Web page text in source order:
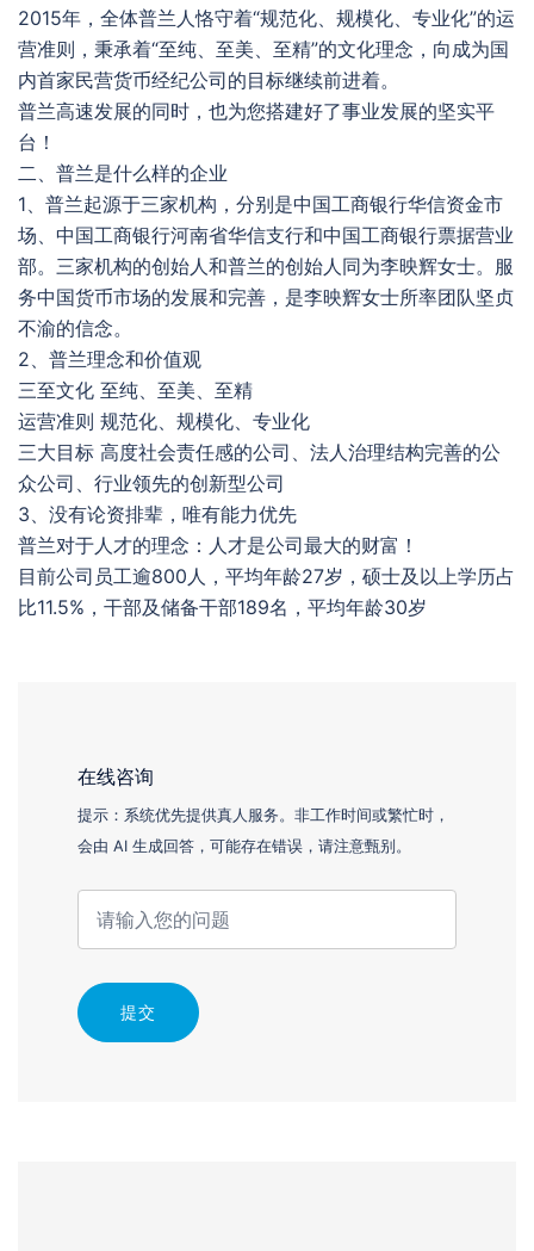
2015年，全体普兰人恪守着“规范化、规模化、专业化”的运
营准则，秉承着“至纯、至美、至精”的文化理念，向成为国
内首家民营货币经纪公司的目标继续前进着。
普兰高速发展的同时，也为您搭建好了事业发展的坚实平
台！
二、普兰是什么样的企业
1、普兰起源于三家机构，分别是中国工商银行华信资金市
场、中国工商银行河南省华信支行和中国工商银行票据营业
部。三家机构的创始人和普兰的创始人同为李映辉女士。服
务中国货币市场的发展和完善，是李映辉女士所率团队坚贞
不渝的信念。
2、普兰理念和价值观
三至文化 至纯、至美、至精
运营准则 规范化、规模化、专业化
三大目标 高度社会责任感的公司、法人治理结构完善的公
众公司、行业领先的创新型公司
3、没有论资排辈，唯有能力优先
普兰对于人才的理念：人才是公司最大的财富！
目前公司员工逾800人，平均年龄27岁，硕士及以上学历占
比11.5%，干部及储备干部189名，平均年龄30岁
在线咨询
提示：系统优先提供真人服务。非工作时间或繁忙时，
会由 AI 生成回答，可能存在错误，请注意甄别。
提交